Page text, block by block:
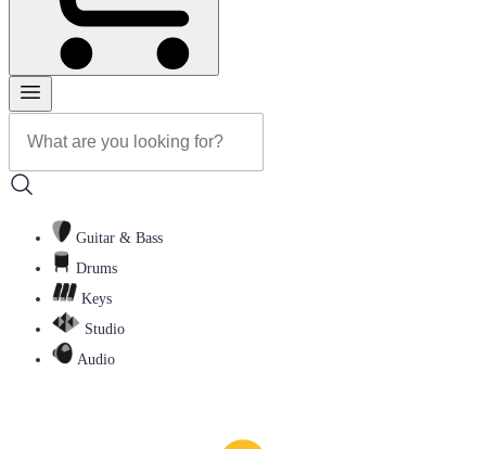
Guitar & Bass
Drums
Keys
Studio
Audio